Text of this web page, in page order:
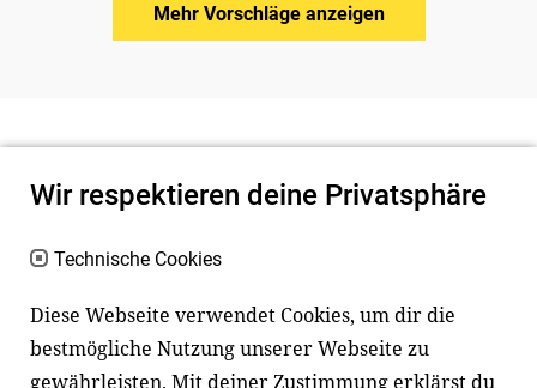
Mehr Vorschläge anzeigen
Newsletter
Wir respektieren deine Privatsphäre
Technische Cookies
Diese Webseite verwendet Cookies, um dir die
bestmögliche Nutzung unserer Webseite zu
gewährleisten. Mit deiner Zustimmung erklärst du